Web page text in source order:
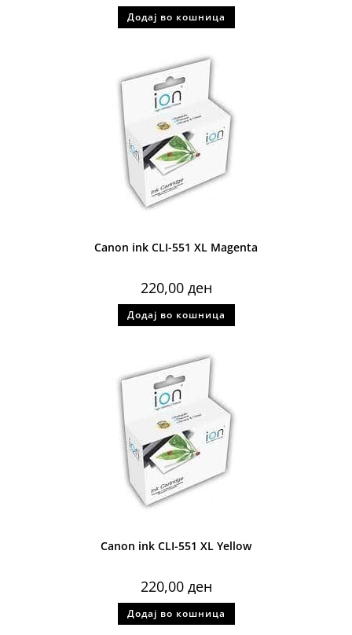
Додај во кошница
Canon ink CLI-551 XL Magenta
220,00 ден
Додај во кошница
Canon ink CLI-551 XL Yellow
220,00 ден
Додај во кошница